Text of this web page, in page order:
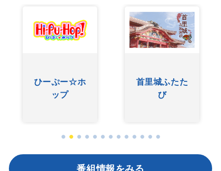
ひーぷー☆ホ
ップ
首里城ふたた
び
番組情報をみる